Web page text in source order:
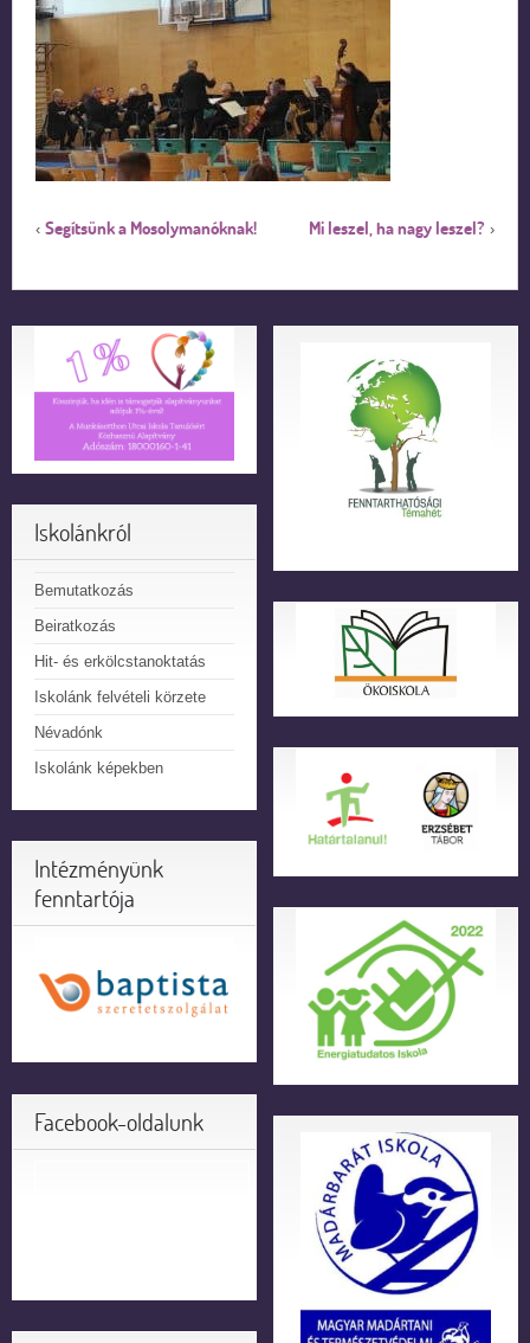
‹ Segítsünk a Mosolymanóknak! Mi leszel, ha nagy leszel? ›
Iskolánkról
Bemutatkozás
Beiratkozás
Hit- és erkölcstanoktatás
Iskolánk felvételi körzete
Névadónk
Iskolánk képekben
Intézményünk
fenntartója
Facebook-oldalunk